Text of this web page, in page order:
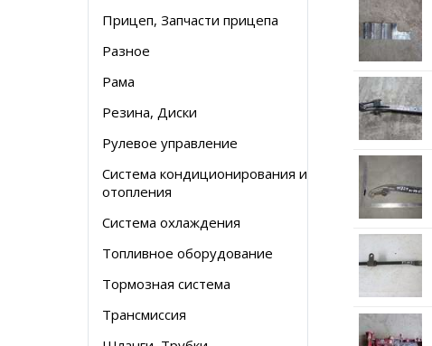
Прицеп, Запчасти прицепа
Разное
Рама
Резина, Диски
Рулевое управление
Система кондиционирования и
отопления
Система охлаждения
Топливное оборудование
Тормозная система
Трансмиссия